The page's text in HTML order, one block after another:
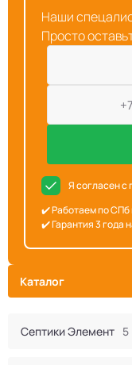
Каталог
Септики Элемент 5
Наши
Просто
Я согласен с
✔️ Работаем по СПб
✔️ Гарантия 3 года